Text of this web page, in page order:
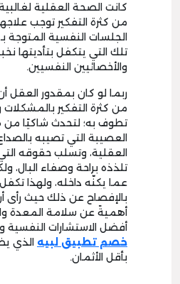
كانت الصحة العقلية
من كثرة التفكير توجب
الجلسات النفسية المتوجة بـ
تلك التي يتكفل بتأديتها
والأخصائيين النفسيين.
ربما لو كان بمقدور العقل
من كثرة التفكير بالمشكلات
تطوف به؛ لتحدث شاكيًا من
العصيبة التي تصيبه
العقلية، وتسلب حقوقه
تلذذه براحة وصفاء البال،
عما يكنّه داخله، ولهذا
بالإفصاح عن ذلك حيث رأى
أهميةً عن سلامة المعدة
أفضل الاستشارات النفسية
خصم تطبيق لبيه الذي
بأقل الأثمان.